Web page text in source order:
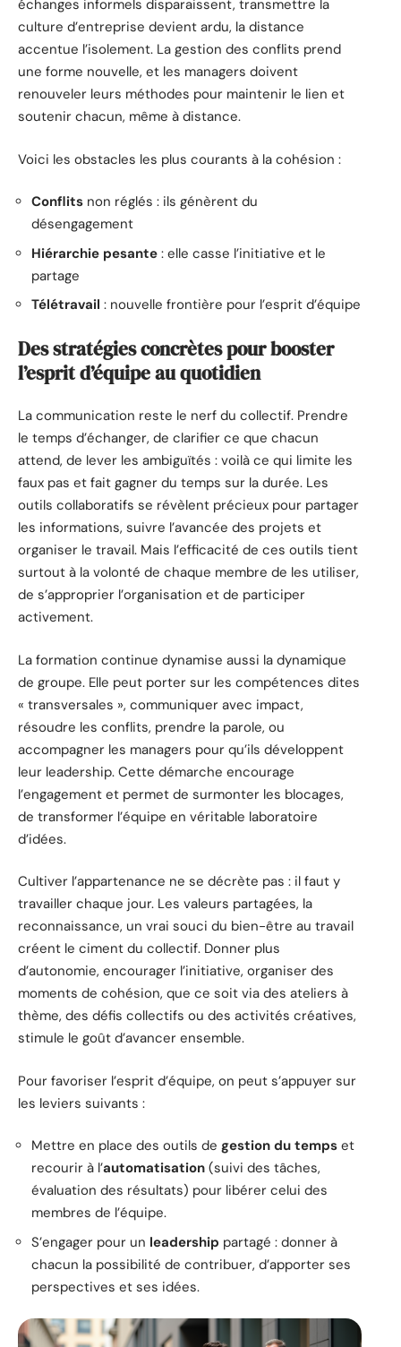
échanges informels disparaissent, transmettre la
culture d’entreprise devient ardu, la distance
accentue l’isolement. La gestion des conflits prend
une forme nouvelle, et les managers doivent
renouveler leurs méthodes pour maintenir le lien et
soutenir chacun, même à distance.
Voici les obstacles les plus courants à la cohésion :
Conflits non réglés : ils génèrent du
désengagement
Hiérarchie pesante : elle casse l’initiative et le
partage
Télétravail : nouvelle frontière pour l’esprit d’équipe
Des stratégies concrètes pour booster
l’esprit d’équipe au quotidien
La communication reste le nerf du collectif. Prendre
le temps d’échanger, de clarifier ce que chacun
attend, de lever les ambiguïtés : voilà ce qui limite les
faux pas et fait gagner du temps sur la durée. Les
outils collaboratifs se révèlent précieux pour partager
les informations, suivre l’avancée des projets et
organiser le travail. Mais l’efficacité de ces outils tient
surtout à la volonté de chaque membre de les utiliser,
de s’approprier l’organisation et de participer
activement.
La formation continue dynamise aussi la dynamique
de groupe. Elle peut porter sur les compétences dites
« transversales », communiquer avec impact,
résoudre les conflits, prendre la parole, ou
accompagner les managers pour qu’ils développent
leur leadership. Cette démarche encourage
l’engagement et permet de surmonter les blocages,
de transformer l’équipe en véritable laboratoire
d’idées.
Cultiver l’appartenance ne se décrète pas : il faut y
travailler chaque jour. Les valeurs partagées, la
reconnaissance, un vrai souci du bien-être au travail
créent le ciment du collectif. Donner plus
d’autonomie, encourager l’initiative, organiser des
moments de cohésion, que ce soit via des ateliers à
thème, des défis collectifs ou des activités créatives,
stimule le goût d’avancer ensemble.
Pour favoriser l’esprit d’équipe, on peut s’appuyer sur
les leviers suivants :
Mettre en place des outils de gestion du temps et
recourir à l’automatisation (suivi des tâches,
évaluation des résultats) pour libérer celui des
membres de l’équipe.
S’engager pour un leadership partagé : donner à
chacun la possibilité de contribuer, d’apporter ses
perspectives et ses idées.